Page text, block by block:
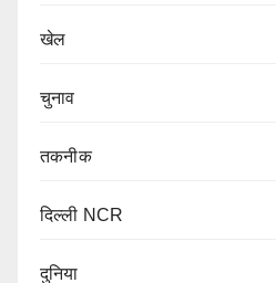
खेल
चुनाव
तकनीक
दिल्ली NCR
दुनिया